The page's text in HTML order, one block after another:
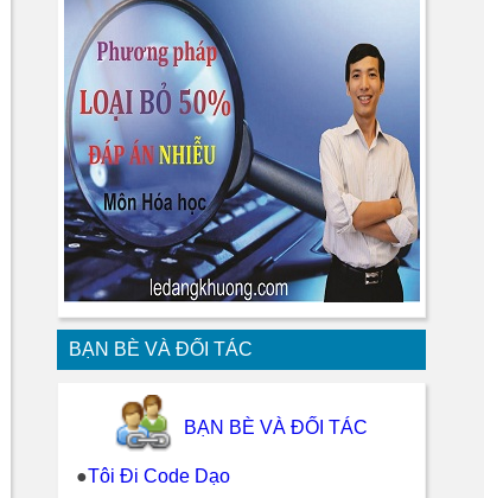
BẠN BÈ VÀ ĐỐI TÁC
BẠN BÈ VÀ ĐỐI TÁC
●Tôi Đi Code Dạo